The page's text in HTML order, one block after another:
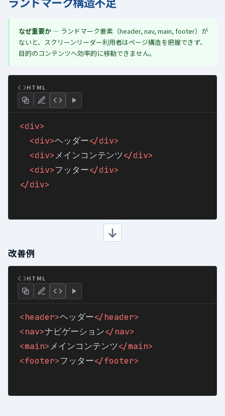
なぜ重要か — ランドマーク要素（header, nav, main, footer）が
ないと、スクリーンリーダー利用者はページ構造を把握できず、
目的のコンテンツへ効率的に移動できません。
HTML
<div>
<div>ヘッダー</div>
<div>メインコンテンツ</div>
<div>フッター</div>
</div>
改善例
HTML
<header>ヘッダー</header>
<nav>ナビゲーション</nav>
<main>メインコンテンツ</main>
<footer>フッター</footer>